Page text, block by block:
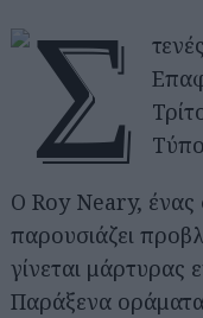
Ο Roy Neary, ένας
παρουσιάζει
γίνεται μάρτυρας
Παράξενα